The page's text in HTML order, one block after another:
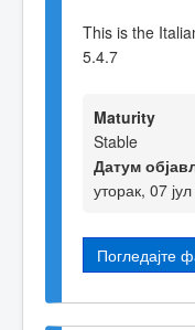
This is the
5.4.7
Maturity
Stable
Датум
уторак, 07
Погледајте